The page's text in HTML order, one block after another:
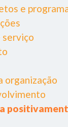
e
serviço
organização